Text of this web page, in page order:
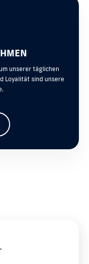
unserer täglichen
Loyalität sind unsere